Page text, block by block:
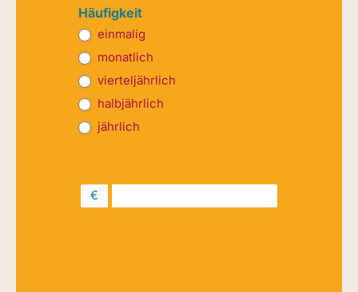
Häufigkeit
einmalig
monatlich
vierteljährlich
halbjährlich
jährlich
in Höhe von
€